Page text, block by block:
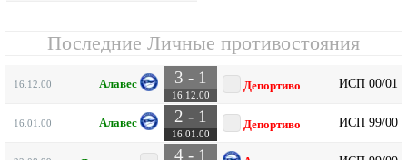
Последние Личные противостояния
16.12.00 Алавес 3 - 1
16.12.00
Депортиво ИСП 00/01
16.01.00 Алавес 2 - 1
16.01.00
Депортиво ИСП 99/00
4 - 1